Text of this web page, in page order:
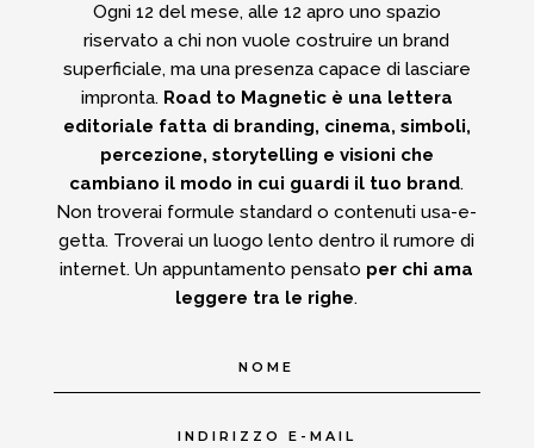
Ogni 12 del mese, alle 12 apro uno spazio
riservato a chi non vuole costruire un brand
superficiale, ma una presenza capace di lasciare
impronta. Road to Magnetic è una lettera
editoriale fatta di branding, cinema, simboli,
percezione, storytelling e visioni che
cambiano il modo in cui guardi il tuo brand.
Non troverai formule standard o contenuti usa-e-
getta. Troverai un luogo lento dentro il rumore di
internet.Un appuntamento pensato per chi ama
leggere tra le righe.